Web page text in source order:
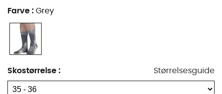
Farve : Grey
Skostørrelse : Størrelsesguide
tilpasset fodens morfologi og de specifikke krav til
Forstærkning ved tæer / Forstærkning ved skinneben /
Laterale forstærkninger / Ergonomi venstre-højre fod.
henhold til praksis og specifikke brugsforhold, primært
på svangen og anklerne, for at opnå præcision under